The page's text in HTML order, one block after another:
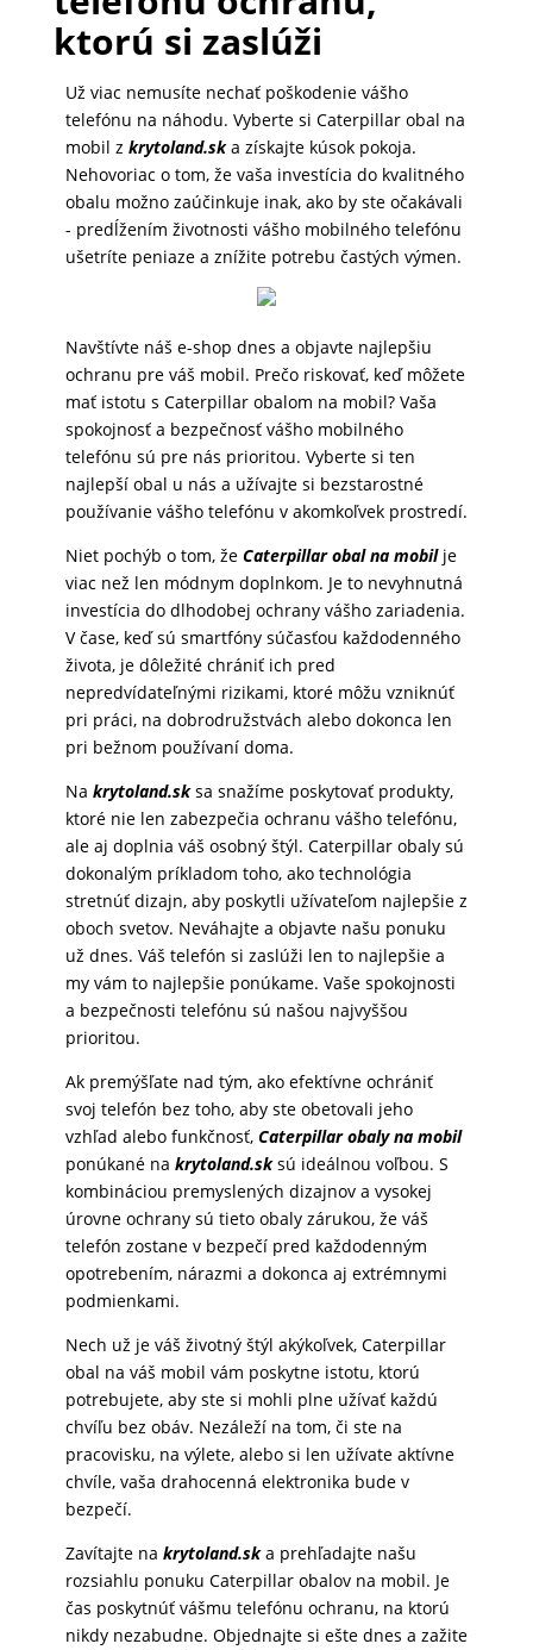
MATKA
ZÁHRADA
ktorú si zaslúži
Už viac nemusíte nechať poškodenie vášho
telefónu na náhodu. Vyberte si Caterpillar obal na
mobil z krytoland.ska získajte kúsok pokoja.
Nehovoriac o tom, že vaša investícia do kvalitného
obalu možno zaúčinkuje inak, ako by ste očakávali
- predĺžením životnosti vášho mobilného telefónu
ušetríte peniaze a znížite potrebu častých výmen.
Navštívte náš e-shop dnes a objavte najlepšiu
ochranu pre váš mobil. Prečo riskovať, keď môžete
mať istotu s Caterpillar obalom na mobil? Vaša
spokojnosť a bezpečnosť vášho mobilného
telefónu sú pre nás prioritou. Vyberte si ten
najlepší obal u nás a užívajte si bezstarostné
používanie vášho telefónu v akomkoľvek prostredí.
Niet pochýb o tom, že Caterpillar obal na mobilje
viac než len módnym doplnkom. Je to nevyhnutná
investícia do dlhodobej ochrany vášho zariadenia.
V čase, keď sú smartfóny súčasťou každodenného
života, je dôležité chrániť ich pred
nepredvídateľnými rizikami, ktoré môžu vzniknúť
pri práci, na dobrodružstvách alebo dokonca len
pri bežnom používaní doma.
Na krytoland.sksa snažíme poskytovať produkty,
ktoré nie len zabezpečia ochranu vášho telefónu,
ale aj doplnia váš osobný štýl. Caterpillar obaly sú
dokonalým príkladom toho, ako technológia
stretnúť dizajn, aby poskytli užívateľom najlepšie z
oboch svetov. Neváhajte a objavte našu ponuku
už dnes. Váš telefón si zaslúži len to najlepšie a
my vám to najlepšie ponúkame. Vaše spokojnosti
a bezpečnosti telefónu sú našou najvyššou
prioritou.
Ak premýšľate nad tým, ako efektívne ochrániť
svoj telefón bez toho, aby ste obetovali jeho
vzhľad alebo funkčnosť, Caterpillar obaly na mobil
ponúkané na krytoland.sksú ideálnou voľbou. S
kombináciou premyslených dizajnov a vysokej
úrovne ochrany sú tieto obaly zárukou, že váš
telefón zostane v bezpečí pred každodenným
opotrebením, nárazmi a dokonca aj extrémnymi
podmienkami.
Nech už je váš životný štýl akýkoľvek, Caterpillar
obal na váš mobil vám poskytne istotu, ktorú
potrebujete, aby ste si mohli plne užívať každú
chvíľu bez obáv. Nezáleží na tom, či ste na
pracovisku, na výlete, alebo si len užívate aktívne
chvíle, vaša drahocenná elektronika bude v
bezpečí.
Zavítajte na krytoland.ska prehľadajte našu
rozsiahlu ponuku Caterpillar obalov na mobil. Je
čas poskytnúť vášmu telefónu ochranu, na ktorú
nikdy nezabudne. Objednajte si ešte dnes a zažite